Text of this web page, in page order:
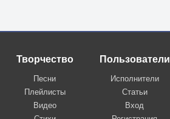
Творчество
Песни
Плейлисты
Видео
Пользователи
Исполнители
Статьи
Вход